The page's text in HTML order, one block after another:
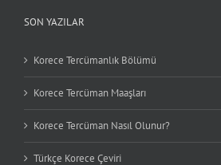
SON YAZILAR
Korece Tercümanlık Bölümü
Korece Tercüman Maaşları
Korece Tercüman Nasıl Olunur?
Türkçe Korece Çeviri